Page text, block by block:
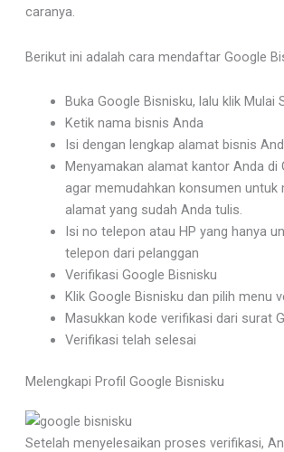
caranya.
Berikut ini adalah cara mendaftar Google
Buka Google Bisnisku, lalu klik Mulai
Ketik nama bisnis Anda
Isi dengan lengkap alamat bisnis
Menyamakan alamat kantor Anda di
agar memudahkan konsumen untuk
alamat yang sudah Anda tulis.
Isi no telepon atau HP yang hanya
telepon dari pelanggan
Verifikasi Google Bisnisku
Klik Google Bisnisku dan pilih menu
Masukkan kode verifikasi dari surat
Verifikasi telah selesai
Melengkapi Profil Google Bisnisku
Setelah menyelesaikan proses verifikasi,